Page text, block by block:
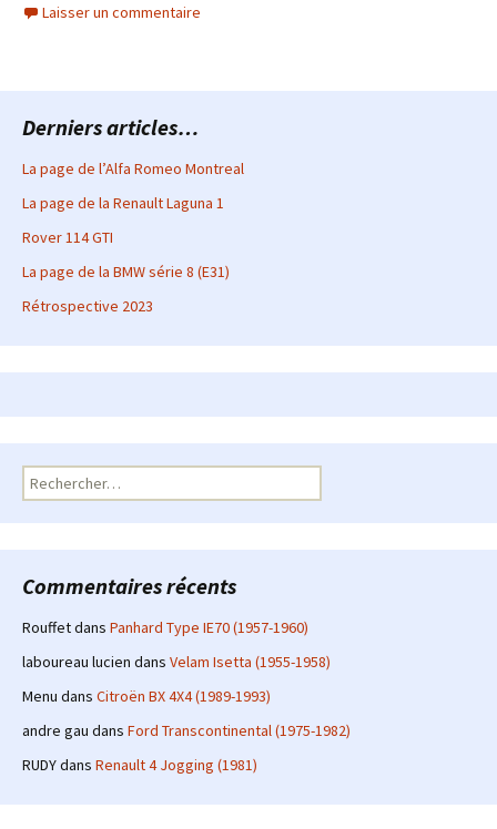
Laisser un commentaire
Derniers articles…
La page de l’Alfa Romeo Montreal
La page de la Renault Laguna 1
Rover 114 GTI
La page de la BMW série 8 (E31)
Rétrospective 2023
Rechercher :
Commentaires récents
Rouffetdans Panhard Type IE70 (1957-1960)
laboureau lucien dans Velam Isetta (1955-1958)
Menu dans Citroën BX 4X4 (1989-1993)
andre gau dans Ford Transcontinental (1975-1982)
RUDYdans Renault 4 Jogging (1981)